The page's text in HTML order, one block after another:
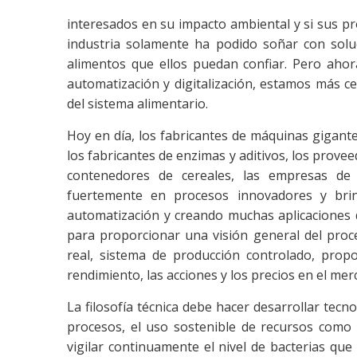
interesados en su impacto ambiental y si sus
industria solamente ha podido soñar con
alimentos que ellos puedan confiar. Pero
automatización y digitalización, estamos más
del sistema alimentario.
Hoy en día, los fabricantes de máquinas
los fabricantes de enzimas y aditivos, los
contenedores de cereales, las empresas
fuertemente en procesos innovadores y
automatización y creando muchas
para proporcionar una visión general del
real, sistema de producción controlado,
rendimiento, las acciones y los precios en el
La filosofía técnica debe hacer desarrollar
procesos, el uso sostenible de recursos
vigilar continuamente el nivel de bacterias